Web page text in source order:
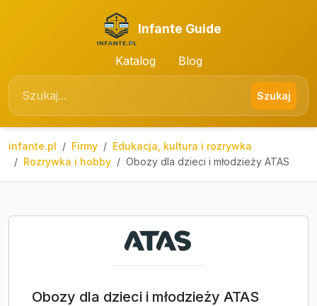
Infante Guide
Katalog Blog
Szukaj
infante.pl Firmy
Edukacja, kultura i rozrywka
Rozrywka i hobby
Obozy dla dzieci i młodzieży ATAS
Obozy dla dzieci i młodzieży ATAS